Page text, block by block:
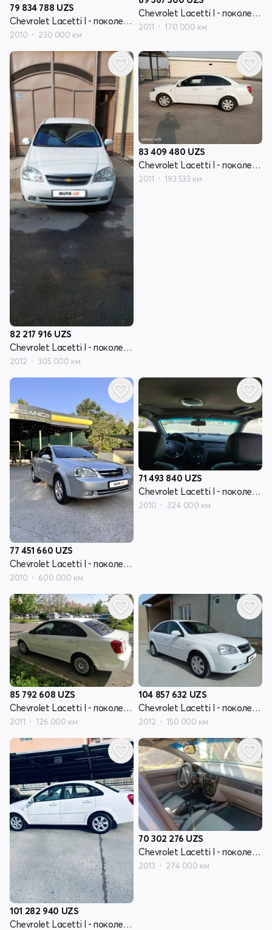
79 834 788 UZS
Chevrolet Lacetti I - поколение
2010 230 000 км
Chevrolet Lacetti I - поколение
2011 170 000 км
82 217 916 UZS
Chevrolet Lacetti I - поколение
2012 305 000 км
83 409 480 UZS
Chevrolet Lacetti I - поколение
2011 193 533 км
77 451 660 UZS
Chevrolet Lacetti I - поколение
2010 600 000 км
71 493 840 UZS
Chevrolet Lacetti I - поколение
2010 324 000 км
85 792 608 UZS
Chevrolet Lacetti I - поколение
2011 126 000 км
104 857 632 UZS
Chevrolet Lacetti I - поколение
2012 150 000 км
101 282 940 UZS
Chevrolet Lacetti I - поколение
70 302 276 UZS
Chevrolet Lacetti I - поколение
2013 274 000 км